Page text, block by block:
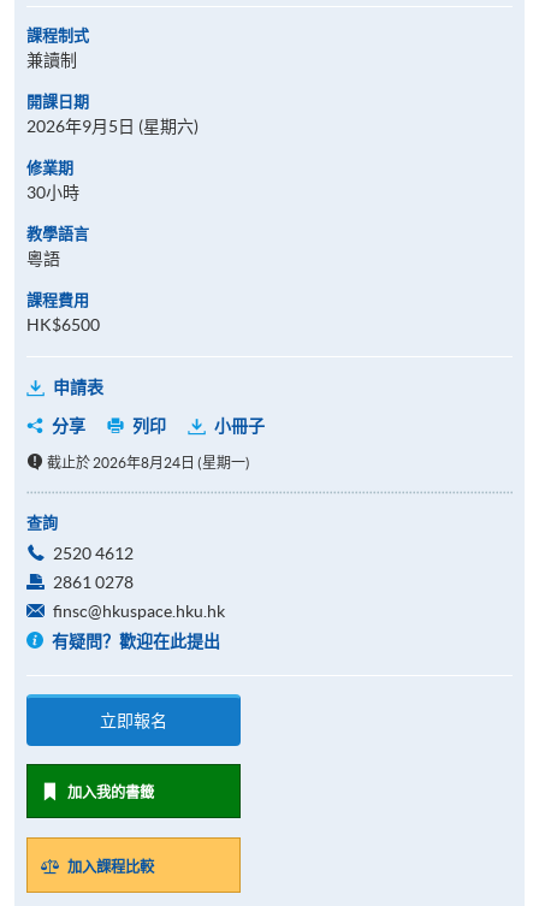
課程制式
兼讀制
開課日期
2026年9月5日 (星期六)
修業期
30小時
教學語言
粵語
課程費用
HK$6500
申請表
分享
列印 小冊子
截止於 2026年8月24日 (星期一)
查詢
2520 4612
2861 0278
finsc@hkuspace.hku.hk
有疑問？歡迎在此提出
立即報名
加入我的書籤
加入課程比較